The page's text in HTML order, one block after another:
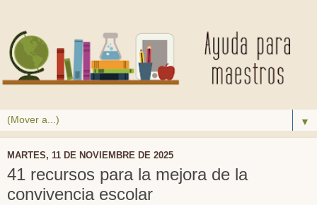
▼
MARTES, 11 DE NOVIEMBRE DE 2025
41 recursos para la mejora de la
convivencia escolar